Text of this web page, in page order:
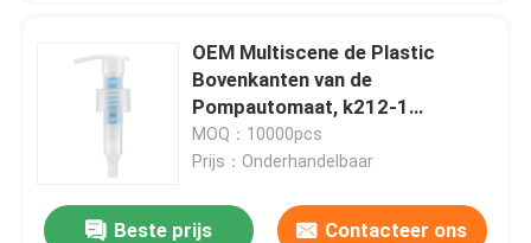
OEM Multiscene de Plastic
Bovenkanten van de
Pompautomaat, k212-1
Multifunctie 24mm Lotionpomp
MOQ：10000pcs
Prijs：Onderhandelbaar
Beste prijs Contacteer ons